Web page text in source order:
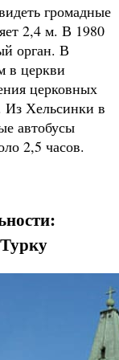
громадные
2,4 м. В 1980
орган. В
в церкви
церковных
Из Хельсинки в
автобусы
2,5 часов.